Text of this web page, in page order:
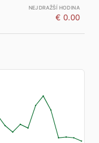
€ 0.00